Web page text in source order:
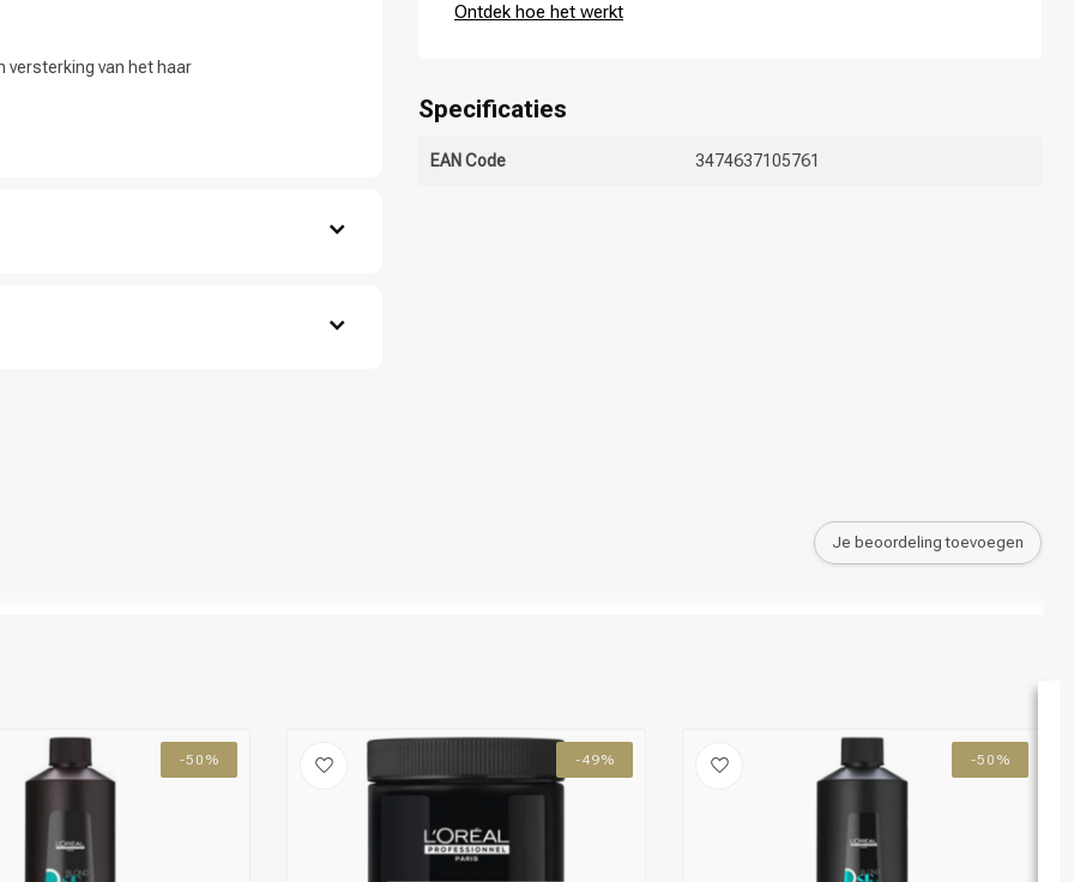
versterking van het haar
Starch, Sodium Benzoate, F.I.L. C22738/1.
Ontdek hoe het werkt
Specificaties
EAN Code 3474637105761
Je beoordeling toevoegen
-50% -49% -50%